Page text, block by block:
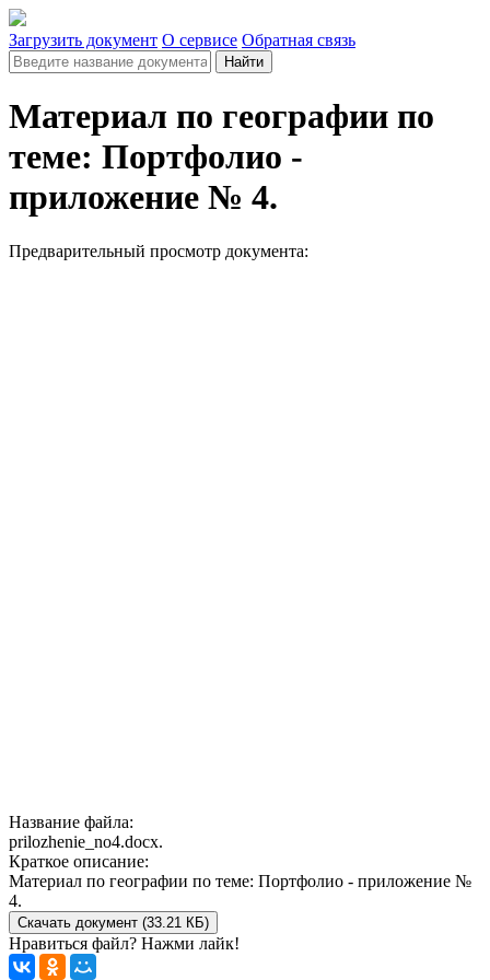
Загрузить документ О сервисе Обратная связь
Найти
Материал по географии по
теме: Портфолио -
приложение № 4.
Предварительный просмотр документа:
Название файла:
prilozhenie_no4.docx.
Краткое описание:
Материал по географии по теме: Портфолио - приложение №
4.
Скачать документ (33.21 КБ)
Нравиться файл? Нажми лайк!